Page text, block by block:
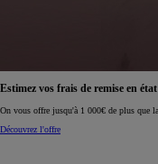
Réservez en ligne votre occasion
Réservez en ligne